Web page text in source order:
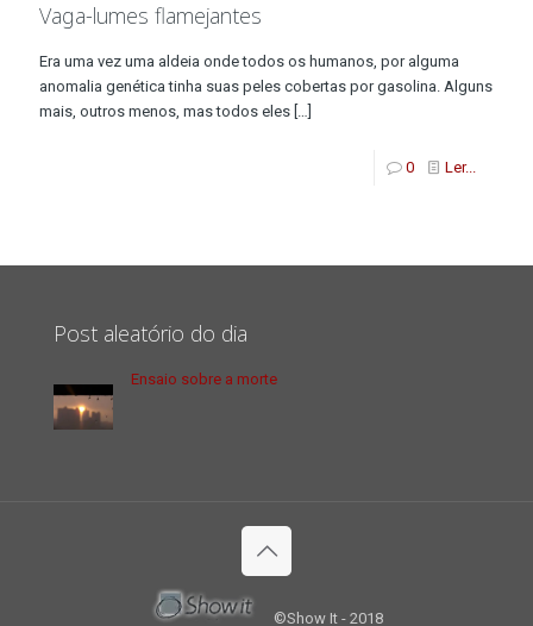
Vaga-lumes flamejantes
Era uma vez uma aldeia onde todos os humanos, por alguma
anomalia genética tinha suas peles cobertas por gasolina. Alguns
mais, outros menos, mas todos eles […]
0 Ler...
Post aleatório do dia
Ensaio sobre a morte
©Show It - 2018